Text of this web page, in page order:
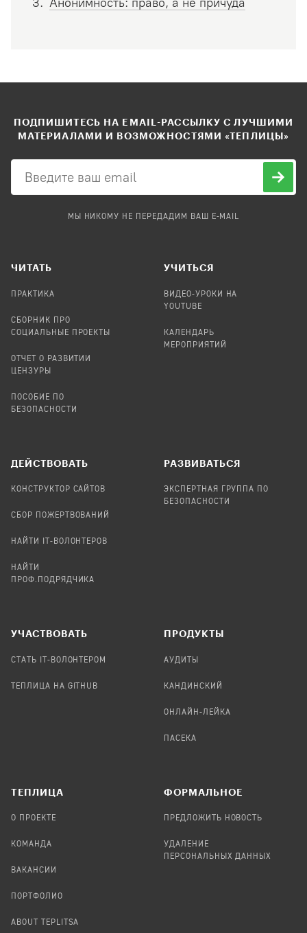
ПОДПИШИТЕСЬ НА EMAIL-РАССЫЛКУ С ЛУЧШИМИ
МАТЕРИАЛАМИ И ВОЗМОЖНОСТЯМИ «ТЕПЛИЦЫ»
МЫ НИКОМУ НЕ ПЕРЕДАДИМ ВАШ E-MAIL
ЧИТАТЬ
ПРАКТИКА
СБОРНИК ПРО
СОЦИАЛЬНЫЕ ПРОЕКТЫ
ОТЧЕТ О РАЗВИТИИ
ЦЕНЗУРЫ
ПОСОБИЕ ПО
БЕЗОПАСНОСТИ
УЧИТЬСЯ
ВИДЕО-УРОКИ НА
YOUTUBE
КАЛЕНДАРЬ
МЕРОПРИЯТИЙ
ДЕЙСТВОВАТЬ
КОНСТРУКТОР САЙТОВ
СБОР ПОЖЕРТВОВАНИЙ
НАЙТИ IT-ВОЛОНТЕРОВ
НАЙТИ
ПРОФ.ПОДРЯДЧИКА
РАЗВИВАТЬСЯ
ЭКСПЕРТНАЯ ГРУППА ПО
БЕЗОПАСНОСТИ
УЧАСТВОВАТЬ
СТАТЬ IT-ВОЛОНТЕРОМ
ТЕПЛИЦА НА GITHUB
ПРОДУКТЫ
АУДИТЫ
КАНДИНСКИЙ
ОНЛАЙН-ЛЕЙКА
ПАСЕКА
TЕПЛИЦА
О ПРОЕКТЕ
КОМАНДА
ВАКАНСИИ
ПОРТФОЛИО
ABOUT TEPLITSA
ФОРМАЛЬНОЕ
ПРЕДЛОЖИТЬ НОВОСТЬ
УДАЛЕНИЕ
ПЕРСОНАЛЬНЫХ ДАННЫХ